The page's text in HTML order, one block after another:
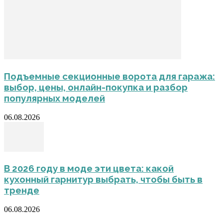
Подъемные секционные ворота для гаража:
выбор, цены, онлайн-покупка и разбор
популярных моделей
06.08.2026
В 2026 году в моде эти цвета: какой
кухонный гарнитур выбрать, чтобы быть в
тренде
06.08.2026